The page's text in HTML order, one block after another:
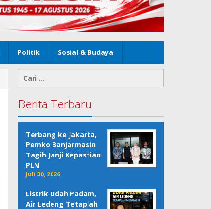
Politik Sosial & Budaya
untuk:
Berita Terbaru
Terbang ke Jakarta,
Pemko Banjarmasin
Tagih Janji Kepastian
PLN
Juli 30, 2026
Listrik Udah Padam,
Air Ledeng Tetaplah